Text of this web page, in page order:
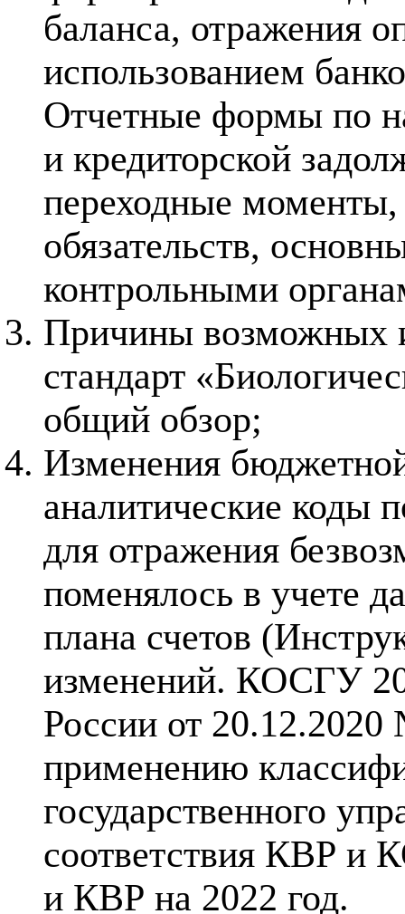
баланса, отражения
использованием
Отчетные формы по
и кредиторской
переходные моменты,
обязательств,
контрольными
Причины возможных
стандарт
общий обзор;
Изменения
аналитические коды
для отражения
поменялось в учете
плана счетов
изменений. КОСГУ
России от
применению
государственного
соответствия КВР и
и КВР на 2022 год.